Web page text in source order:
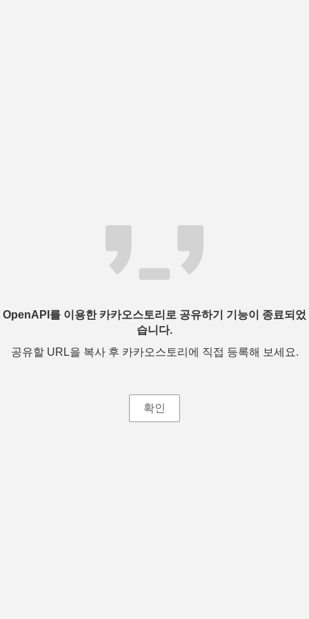
OpenAPI를 이용한 카카오스토리로 공유하기 기능이 종료되었
습니다.
공유할 URL을 복사 후 카카오스토리에 직접 등록해 보세요.
확인